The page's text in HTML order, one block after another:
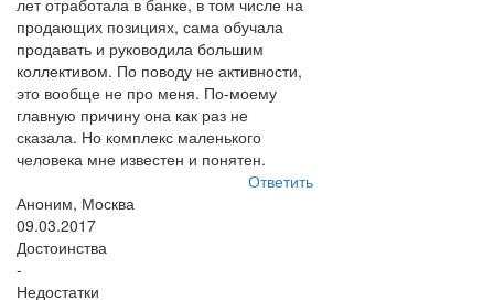
лет отработала в банке, в том числе на
продающих позициях, сама обучала
продавать и руководила большим
коллективом. По поводу не активности,
это вообще не про меня. По-моему
главную причину она как раз не
сказала. Но комплекс маленького
человека мне известен и понятен.
Ответить
Аноним, Москва
09.03.2017
Достоинства
-
Недостатки